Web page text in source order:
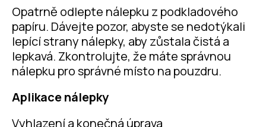
Opatrně odlepte nálepku z podkladového
papíru. Dávejte pozor, abyste se nedotýkali
lepící strany nálepky, aby zůstala čistá a
lepkavá. Zkontrolujte, že máte správnou
nálepku pro správné místo na pouzdru.
Aplikace nálepky
Vyhlazení a konečná úprava